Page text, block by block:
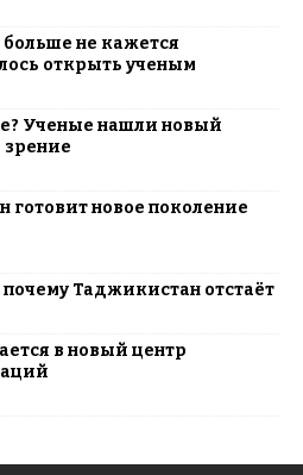
не кажется
открыть ученым
Ученые нашли новый
зрение
готовит новое поколение
Таджикистан отстаёт
в новый центр